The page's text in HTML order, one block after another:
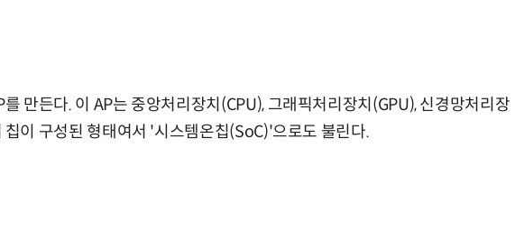
만든다. 이 AP는 중앙처리장치(CPU), 그래픽처리장치(GPU), 신경망처리장
이 구성된 형태여서 '시스템온칩(SoC)'으로도 불린다.